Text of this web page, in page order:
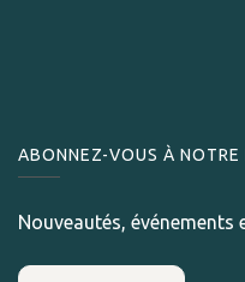
ABONNEZ-VOUS À NOTRE
Nouveautés, événements